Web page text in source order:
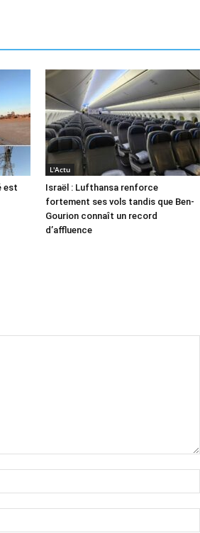
est
L'Actu
Israël : Lufthansa renforce
fortement ses vols tandis que Ben-
Gourion connaît un record
d’affluence